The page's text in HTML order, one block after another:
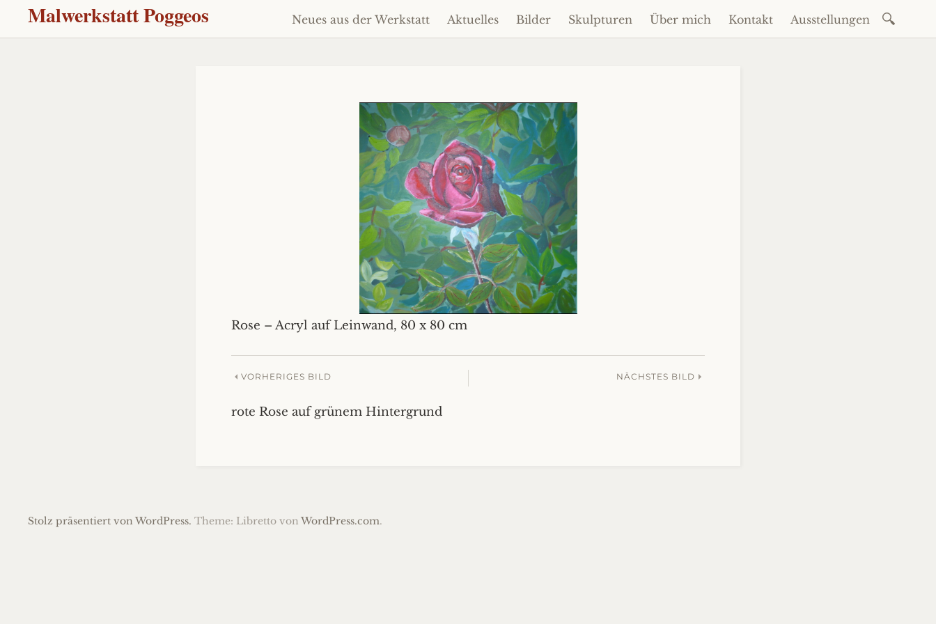
Malwerkstatt Poggeos
Zum
Inhalt
Neues aus der Werkstatt Aktuelles Bilder Skulpturen Über mich Kontakt Ausstellungen
Rose – Acryl auf Leinwand, 80 x 80 cm
VORHERIGES BILD NÄCHSTES BILD
rote Rose auf grünem Hintergrund
Stolz präsentiert von WordPress. Theme: Libretto von WordPress.com.